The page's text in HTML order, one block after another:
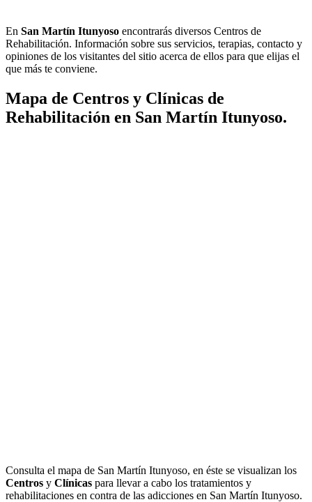
En San Martín Itunyoso encontrarás diversos Centros de
Rehabilitación. Información sobre sus servicios, terapias, contacto y
opiniones de los visitantes del sitio acerca de ellos para que elijas el
que más te conviene.
Mapa de Centros y Clínicas de
Rehabilitación en San Martín Itunyoso.
Consulta el mapa de San Martín Itunyoso, en éste se visualizan los
Centros y Clínicas para llevar a cabo los tratamientos y
rehabilitaciones en contra de las adicciones en San Martín Itunyoso.